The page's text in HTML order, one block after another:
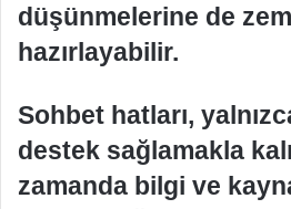
düşünmelerine de
hazırlayabilir.
Sohbet hatları,
destek sağlamakla
zamanda bilgi ve